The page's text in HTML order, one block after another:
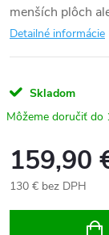
menších plôch
Detailné informácie
Skladom
159,90
130 € bez DPH